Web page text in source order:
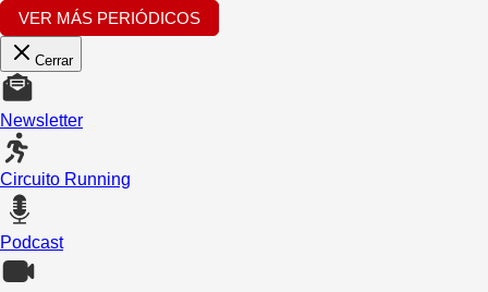
VER MÁS PERIÓDICOS
Cerrar
Newsletter
Circuito Running
Podcast